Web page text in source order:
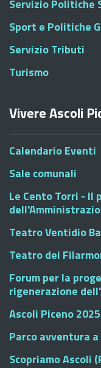
Servizio Politiche
Sport e Politiche
Servizio Tributi
Turismo
Vivere Ascoli
Calendario Eventi
Sale comunali
Le Cento Torri - Il
Teatro Ventidio
Teatro dei
Forum per la
rigenerazione
Ascoli Piceno
Parco avventura
Scopriamo Ascoli